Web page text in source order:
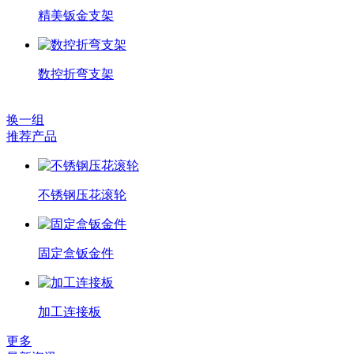
精美钣金支架
数控折弯支架
换一组
推荐产品
不锈钢压花滚轮
固定盒钣金件
加工连接板
更多